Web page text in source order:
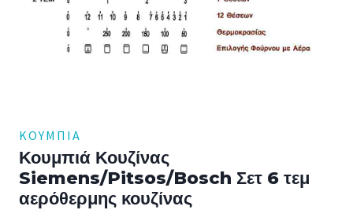
ΚΟΥΜΠΙΆ
Κουμπιά Κουζίνας
Siemens/Pitsos/Bosch Σετ 6 τεμ
αερόθερμης κουζίνας